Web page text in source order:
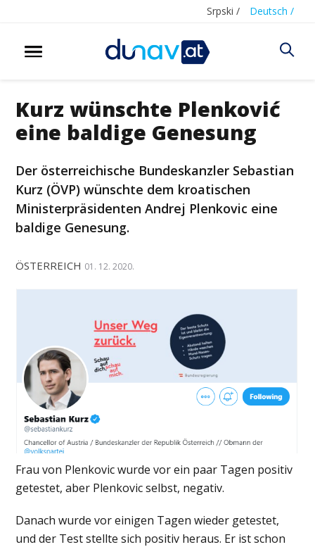
Srpski / Deutsch /
Kurz wünschte Plenković
eine baldige Genesung
Der österreichische Bundeskanzler Sebastian
Kurz (ÖVP) wünschte dem kroatischen
Ministerpräsidenten Andrej Plenkovic eine
baldige Genesung.
ÖSTERREICH 01. 12. 2020.
Frau von Plenkovic wurde vor ein paar Tagen positiv
getestet, aber Plenkovic selbst, negativ.
Danach wurde vor einigen Tagen wieder getestet,
und der Test stellte sich positiv heraus. Er ist schon